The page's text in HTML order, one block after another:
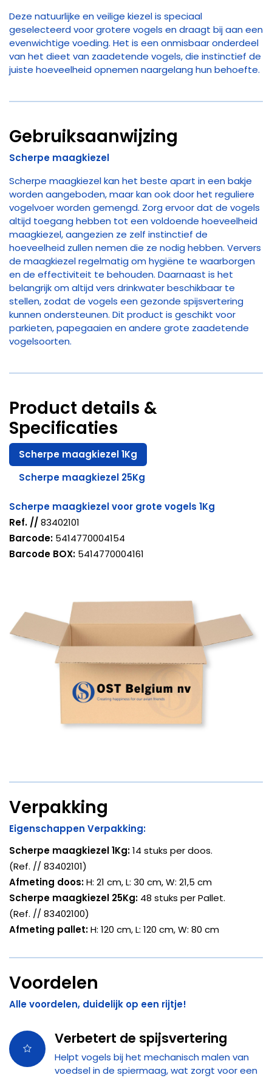
Deze natuurlijke en veilige kiezel is speciaal
geselecteerd voor grotere vogels en draagt bij aan een
evenwichtige voeding. Het is een onmisbaar onderdeel
van het dieet van zaadetende vogels, die instinctief de
juiste hoeveelheid opnemen naargelang hun behoefte.
Gebruiksaanwijzing
Scherpe maagkiezel
Scherpe maagkiezel kan het beste apart in een bakje
worden aangeboden, maar kan ook door het reguliere
vogelvoer worden gemengd. Zorg ervoor dat de vogels
altijd toegang hebben tot een voldoende hoeveelheid
maagkiezel, aangezien ze zelf instinctief de
hoeveelheid zullen nemen die ze nodig hebben. Ververs
de maagkiezel regelmatig om hygiëne te waarborgen
en de effectiviteit te behouden. Daarnaast is het
belangrijk om altijd vers drinkwater beschikbaar te
stellen, zodat de vogels een gezonde spijsvertering
kunnen ondersteunen. Dit product is geschikt voor
parkieten, papegaaien en andere grote zaadetende
vogelsoorten.
Product details &
Specificaties
Scherpe maagkiezel 1Kg
Scherpe maagkiezel 25Kg
Scherpe maagkiezel voor grote vogels 1Kg
Ref. //83402101
Barcode: 5414770004154
Barcode BOX: 5414770004161
Verpakking
Eigenschappen Verpakking:
Scherpe maagkiezel 1Kg:14 stuks per doos.
(Ref. // 83402101)
Afmeting doos:H: 21 cm, L: 30 cm, W: 21,5 cm
Scherpe maagkiezel 25Kg: 48 stuks per Pallet.
(Ref. // 83402100)
Afmeting pallet:H: 120 cm, L: 120 cm, W: 80 cm
Voordelen
Alle voordelen, duidelijk op een rijtje!
Verbetert de spijsvertering
Helpt vogels bij het mechanisch malen van
voedsel in de spiermaag, wat zorgt voor een